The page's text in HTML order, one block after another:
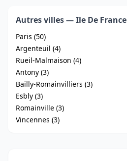
Autres villes — Ile De France
Paris (50)
Argenteuil (4)
Rueil-Malmaison (4)
Antony (3)
Bailly-Romainvilliers (3)
Esbly (3)
Romainville (3)
Vincennes (3)